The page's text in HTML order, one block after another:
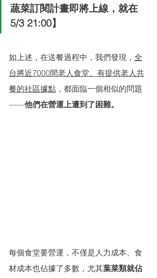
蔬菜訂閱計畫即將上線，就在
5/3 21:00】
如上述，在送餐過程中，我們發現， 全
台將近7000間老人食堂、有提供老人共
餐的社區據點 ，都面臨一個相似的問題
——他們在營運上遭到了困難。
每個食堂要營運，不僅是人力成本、食
材成本也佔據了多數，尤其葉菜類就佔